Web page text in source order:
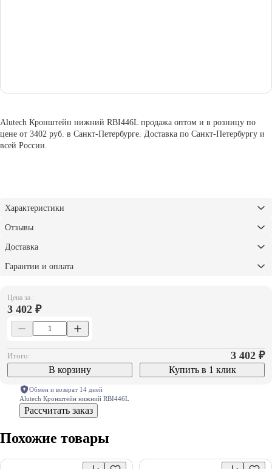
Цена за :
3 402 ₽
Итого: 3 402 ₽
В корзину Купить в 1 клик
Обмен и возврат 14 дней
Alutech Кронштейн нижний RBI446L
Рассчитать заказ
Alutech Кронштейн нижний RBI446L продажа оптом и в розницу по
цене от 3402 руб. в Санкт-Петербурге. Доставка по Санкт-Петербургу и
всей России.
Характеристики
Отзывы
Доставка
Гарантии и оплата
Похожие товары